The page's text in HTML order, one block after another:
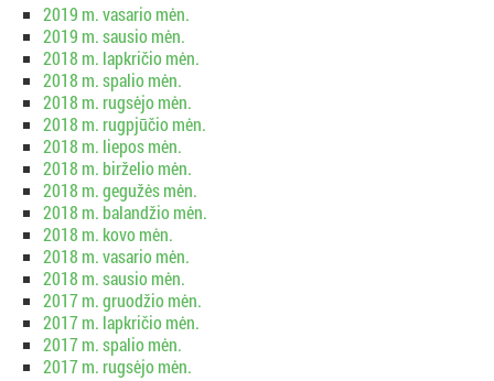
2019 m. vasario mėn.
2019 m. sausio mėn.
2018 m. lapkričio mėn.
2018 m. spalio mėn.
2018 m. rugsėjo mėn.
2018 m. rugpjūčio mėn.
2018 m. liepos mėn.
2018 m. birželio mėn.
2018 m. gegužės mėn.
2018 m. balandžio mėn.
2018 m. kovo mėn.
2018 m. vasario mėn.
2018 m. sausio mėn.
2017 m. gruodžio mėn.
2017 m. lapkričio mėn.
2017 m. spalio mėn.
2017 m. rugsėjo mėn.